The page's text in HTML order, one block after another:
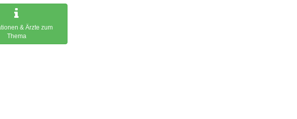
& Ärzte zum
Thema